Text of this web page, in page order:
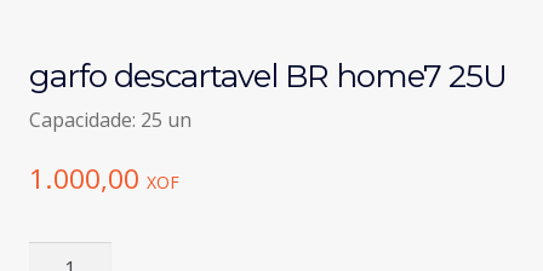
garfo descartavel BR home7 25U
Capacidade: 25 un
1.000,00 XOF
Quantidade